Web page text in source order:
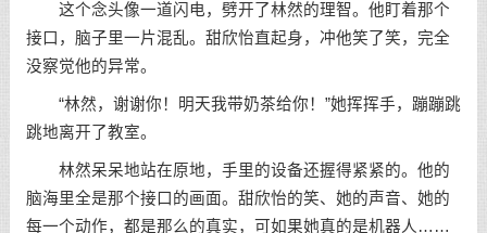
这个念头像一道闪电，劈开了林然的理智。他盯着那个
接口，脑子里一片混乱。甜欣怡直起身，冲他笑了笑，完全
没察觉他的异常。
“林然，谢谢你！明天我带奶茶给你！”她挥挥手，蹦蹦跳
跳地离开了教室。
林然呆呆地站在原地，手里的设备还握得紧紧的。他的
脑海里全是那个接口的画面。甜欣怡的笑、她的声音、她的
每一个动作，都是那么的真实，可如果她真的是机器人……